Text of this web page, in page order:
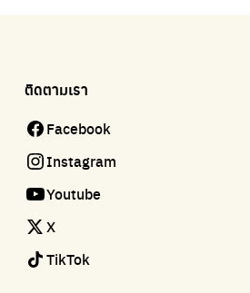
ติดตามเรา
Facebook
Instagram
Youtube
X
TikTok